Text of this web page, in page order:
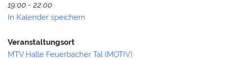
19:00 - 22:00
In Kalender speichern
Veranstaltungsort
MTV Halle Feuerbacher Tal (MOTIV)